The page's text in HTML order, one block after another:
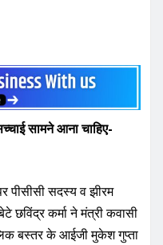
सामने आना चाहिए-
पीसीसी सदस्य व झीरम
छविंद्र कर्मा ने मंत्री कवासी
बस्तर के आईजी मुकेश गुप्ता